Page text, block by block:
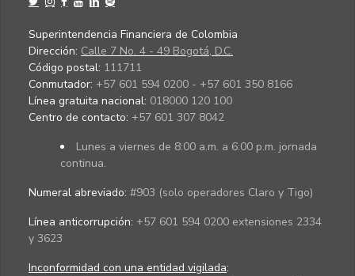
Superintendencia Financiera de Colombia
Dirección: Calle 7 No. 4 - 49 Bogotá, D.C.
Código postal: 111711
Conmutador: +57 601 594 0200 - +57 601 350 8166
Línea gratuita nacional: 018000 120 100
Centro de contacto: +57 601 307 8042
Lunes a viernes de 8:00 a.m. a 6:00 p.m. jornada
continua.
Numeral abreviado: #903 (solo operadores Claro y Tigo)
Línea anticorrupción: +57 601 594 0200 extensiones 2334
y 3623
Inconformidad con una entidad vigilada: